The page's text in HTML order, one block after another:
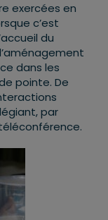
exercées en
c’est
du
dans les
pointe. De
par